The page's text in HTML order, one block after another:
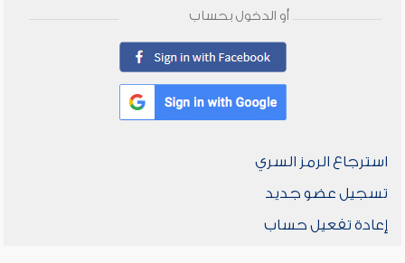
أو الدخول بحساب
استرجاع الرمز السري
تسجيل عضو جديد
إعادة تفعيل حساب